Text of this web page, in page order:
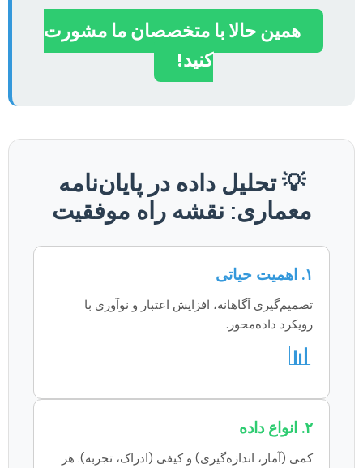
همین حالا با متخصصان ما مشورت
کنید!
💡 تحلیل داده در پایان‌نامه
معماری: نقشه راه موفقیت
۱. اهمیت حیاتی
تصمیم‌گیری آگاهانه، افزایش اعتبار و نوآوری با
رویکرد داده‌محور.
📊
۲. انواع داده
کمی (آمار، اندازه‌گیری) و کیفی (ادراک، تجربه). هر